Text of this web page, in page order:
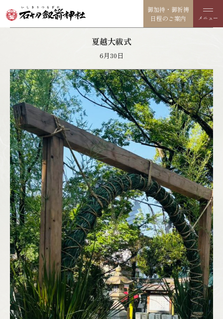
御加持・御祈祷
日程のご案内
夏越大祓式
6月30日